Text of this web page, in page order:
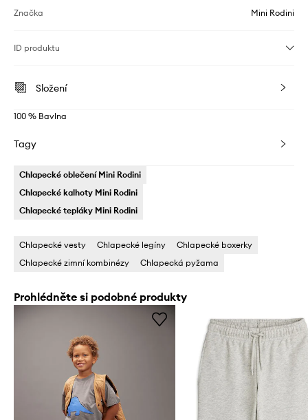
Značka Mini Rodini
ID produktu
Složení
100 % Bavlna
Tagy
Chlapecké oblečení Mini Rodini
Chlapecké kalhoty Mini Rodini
Chlapecké tepláky Mini Rodini
Chlapecké vesty Chlapecké legíny
Chlapecké boxerky
Chlapecké zimní kombinézy
Chlapecká pyžama
Prohlédněte si podobné produkty